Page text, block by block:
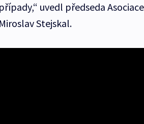
případy,“ uvedl předseda
Miroslav Stejskal.